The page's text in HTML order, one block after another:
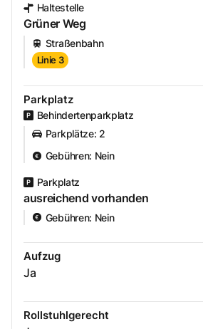
Haltestelle
Grüner Weg
Straßenbahn
Linie 3
Parkplatz
Behindertenparkplatz
Parkplätze: 2
Gebühren: Nein
Parkplatz
ausreichend vorhanden
Gebühren: Nein
Aufzug
Ja
Rollstuhlgerecht